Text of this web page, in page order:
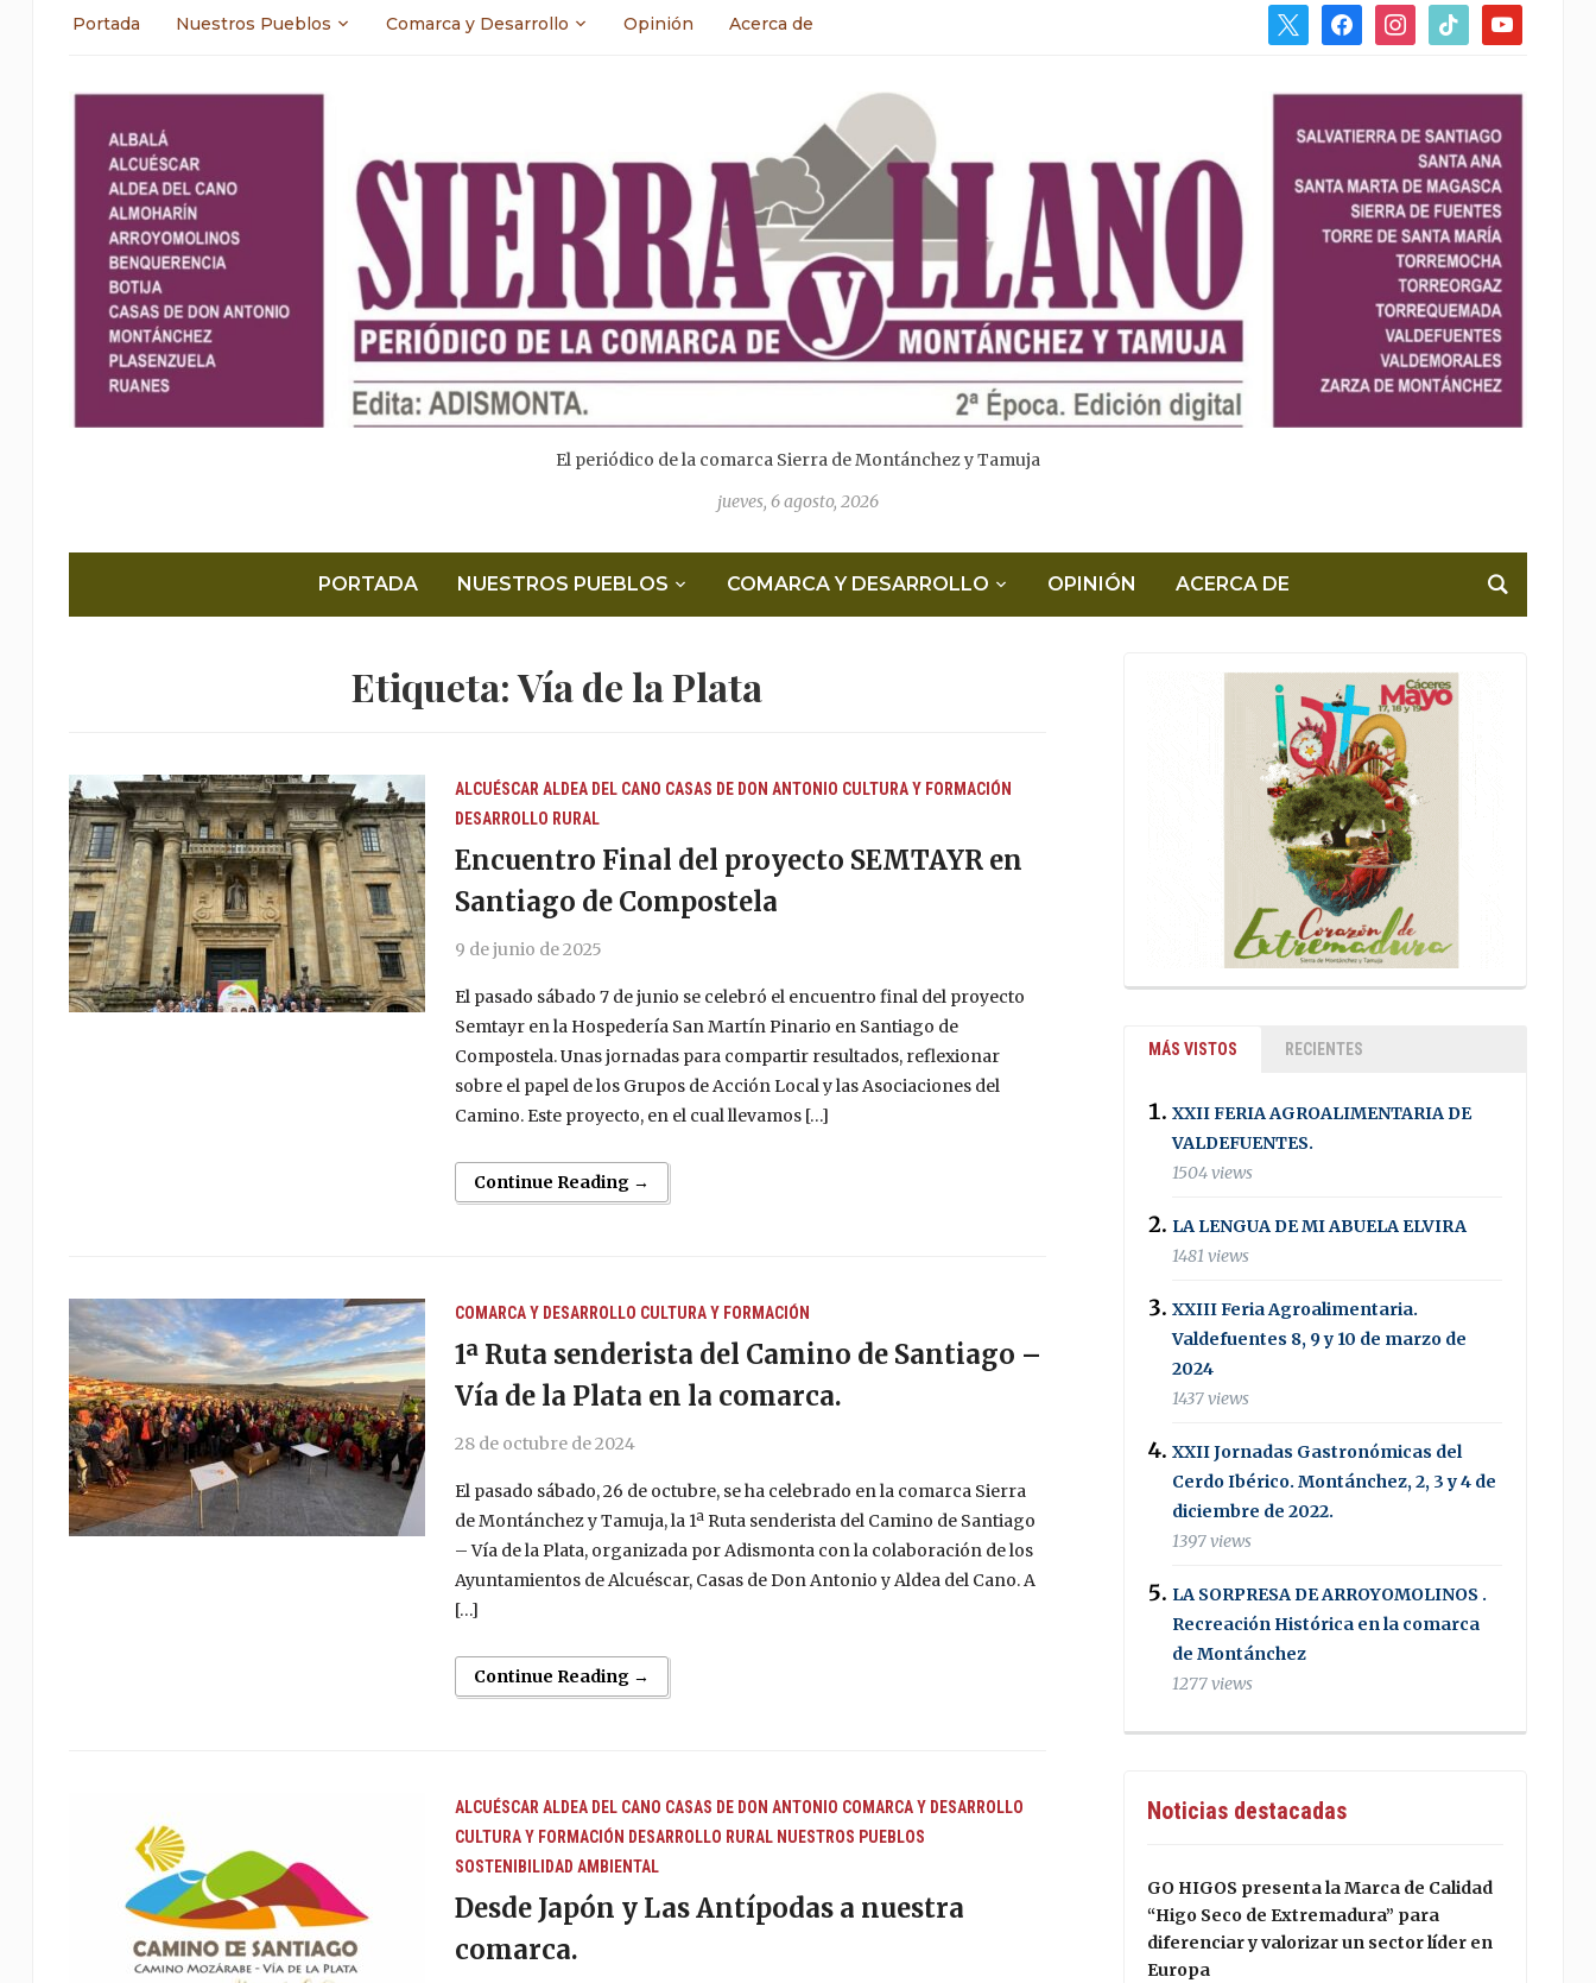
facebookinstagram
tiktok youtube
Portada Nuestros Pueblos Comarca y Desarrollo Opinión Acerca de
El periódico de la comarca Sierra de Montánchez y Tamuja
jueves, 6 agosto, 2026
PORTADA NUESTROS PUEBLOS COMARCA Y DESARROLLO OPINIÓN ACERCA DE
Etiqueta:Vía de la Plata
ALCUÉSCAR ALDEA DEL CANO CASAS DE DON ANTONIO CULTURA Y FORMACIÓN
DESARROLLO RURAL
Encuentro Final del proyecto SEMTAYR en
Santiago de Compostela
9 de junio de 2025
El pasado sábado 7 de junio se celebró el encuentro final del proyecto
Semtayr en la Hospedería San Martín Pinario en Santiago de
Compostela. Unas jornadas para compartir resultados, reflexionar
sobre el papel de los Grupos de Acción Local y las Asociaciones del
Camino. Este proyecto, en el cual llevamos […]
Continue Reading →
COMARCA Y DESARROLLO CULTURA Y FORMACIÓN
1ª Ruta senderista del Camino de Santiago –
Vía de la Plata en la comarca.
28 de octubre de 2024
El pasado sábado, 26 de octubre, se ha celebrado en la comarca Sierra
de Montánchez y Tamuja, la 1ª Ruta senderista del Camino de Santiago
– Vía de la Plata, organizada por Adismonta con la colaboración de los
Ayuntamientos de Alcuéscar, Casas de Don Antonio y Aldea del Cano. A
[…]
Continue Reading →
ALCUÉSCAR ALDEA DEL CANO CASAS DE DON ANTONIO COMARCA Y DESARROLLO
CULTURA Y FORMACIÓN DESARROLLO RURAL NUESTROS PUEBLOS
SOSTENIBILIDAD AMBIENTAL
Desde Japón y Las Antípodas a nuestra
comarca.
MÁS VISTOS RECIENTES
XXII FERIA AGROALIMENTARIA DE
VALDEFUENTES.
1504 views
LA LENGUA DE MI ABUELA ELVIRA
1481 views
XXIII Feria Agroalimentaria.
Valdefuentes 8, 9 y 10 de marzo de
2024
1437 views
XXII Jornadas Gastronómicas del
Cerdo Ibérico. Montánchez, 2, 3 y 4 de
diciembre de 2022.
1397 views
LA SORPRESA DE ARROYOMOLINOS .
Recreación Histórica en la comarca
de Montánchez
1277 views
Noticias destacadas
GO HIGOS presenta la Marca de Calidad
“Higo Seco de Extremadura” para
diferenciar y valorizar un sector líder en
Europa